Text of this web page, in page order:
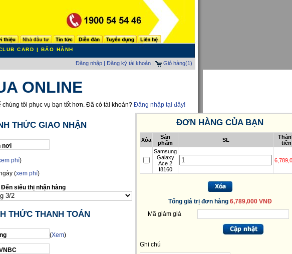
CARD | BẢO HÀNH
Đăng nhập | Đăng ký tài khoản | Giỏ hàng(1)
ONLINE
tôi phục vụ bạn tốt hơn. Đã có tài khoản? Đăng nhập tại đây!
THỨC GIAO NHẬN
nơi
phí)
(xem phí)
Đến siêu thị nhận hàng
THỨC THANH TOÁN
(Xem)
ĐƠN HÀNG CỦA BẠN
Xóa
Sản
phẩm
SL
tiền
Samsung
Galaxy
Ace 2
I8160
Tổng giá trị đơn hàng 6,789,000 VNĐ
Mã giảm giá
Ghi chú